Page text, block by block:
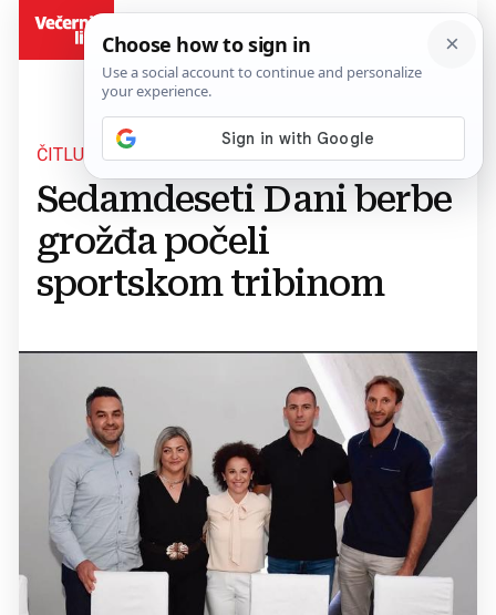
ČITLUK
Sedamdeseti Dani berbe
grožđa počeli
sportskom tribinom